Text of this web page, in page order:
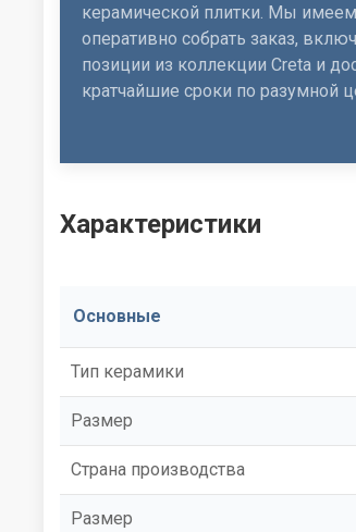
керамической плитки. Мы
оперативно собрать заказ,
позиции из коллекции Creta и
кратчайшие сроки по разумной
Характеристики
Основные
Тип керамики
Размер
Страна производства
Размер